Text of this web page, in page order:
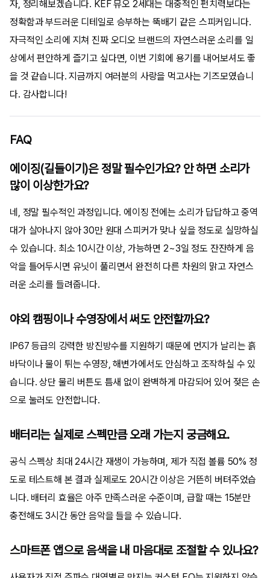
자, 정리해보겠습니다. KEF 뮤오 2세대는 대중적인 펀치력보다는
정확함과 부드러운 디테일로 승부하는 뚝배기 같은 스피커입니다.
자극적인 소리에 지쳐 진짜 오디오 브랜드의 자연스러운 소리를 일
상에서 편안하게 즐기고 싶다면, 이번 기회에 용기를 내어보셔도 좋
을 것 같습니다. 지금까지 여러분의 사랑을 먹고사는 기즈모였습니
다. 감사합니다!
FAQ
에이징(길들이기)은 정말 필수인가요? 안 하면 소리가
많이 이상한가요?
네, 정말 필수적인 과정입니다. 에이징 전에는 소리가 답답하고 중역
대가 살아나지 않아 30만 원대 스피커가 맞나 싶을 정도로 실망하실
수 있습니다. 최소 10시간 이상, 가능하면 2~3일 정도 잔잔하게 음
악을 틀어두시면 유닛이 풀리면서 완전히 다른 차원의 맑고 자연스
러운 소리를 들려줍니다.
야외 캠핑이나 수영장에서 써도 안전할까요?
IP67 등급의 강력한 방진방수를 지원하기 때문에 먼지가 날리는 흙
바닥이나 물이 튀는 수영장, 해변가에서도 안심하고 조작하실 수 있
습니다. 상단 물리 버튼도 틈새 없이 완벽하게 마감되어 있어 젖은 손
으로 눌러도 안전합니다.
배터리는 실제로 스펙만큼 오래 가는지 궁금해요.
공식 스펙상 최대 24시간 재생이 가능하며, 제가 직접 볼륨 50% 정
도로 테스트해 본 결과 실제로도 20시간 이상은 거뜬히 버텨주었습
니다. 배터리 효율은 아주 만족스러운 수준이며, 급할 때는 15분만
충전해도 3시간 동안 음악을 들을 수 있습니다.
스마트폰 앱으로 음색을 내 마음대로 조절할 수 있나요?